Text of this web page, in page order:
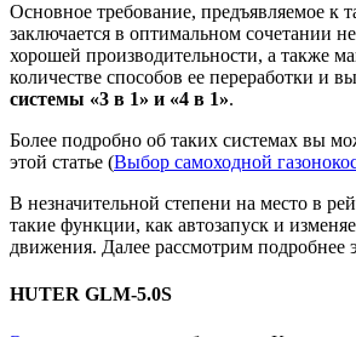
Основное требование, предъявляемое к
заключается в оптимальном сочетании
хорошей производительности, а также
количестве способов ее переработки и
системы «3 в 1» и «4 в 1».
Более подробно об таких системах вы
этой статье (Выбор самоходной
В незначительной степени на место в
такие функции, как автозапуск и
движения. Далее рассмотрим подробнее
HUTER GLM-5.0S